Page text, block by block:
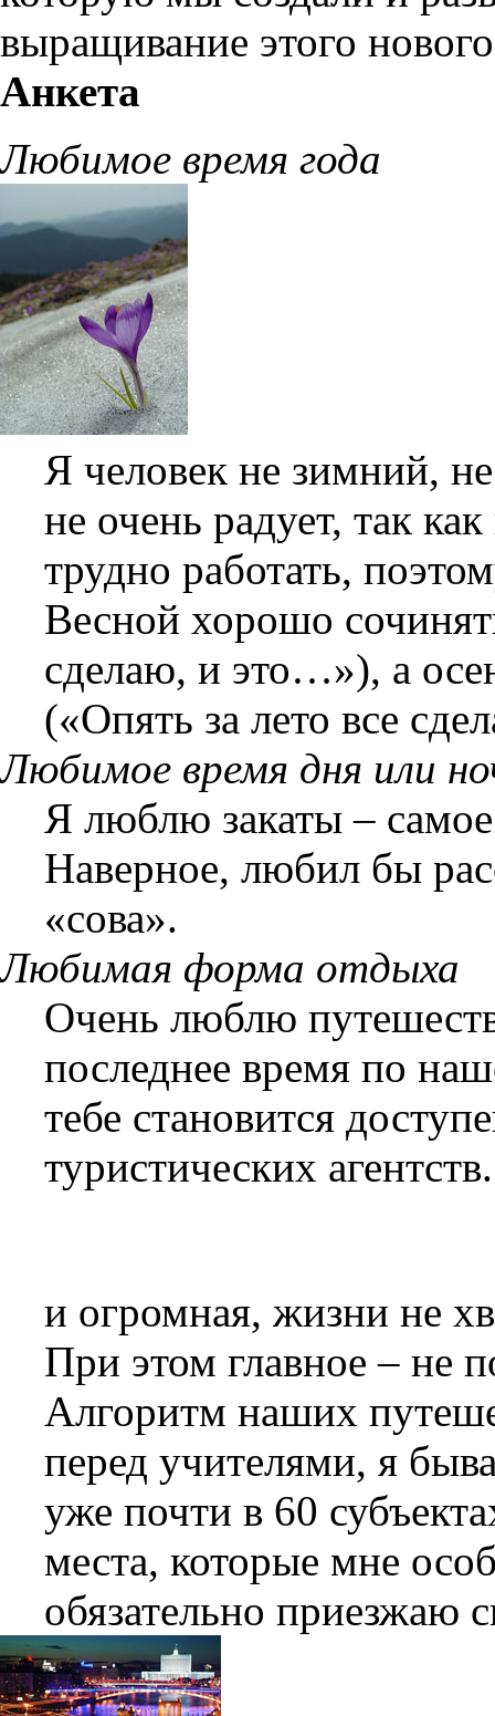
выращивание этого
Анкета
Любимое время года
Я человек не зимний,
не очень радует, так
трудно работать,
Весной хорошо
сделаю, и это…»), а
(«Опять за лето все
Любимое время дня или
Я люблю закаты –
Наверное, любил бы
«сова».
Любимая форма отдыха
Очень люблю
последнее время по
тебе становится
туристических
и огромная, жизни не
При этом главное – не
Алгоритм наших
перед учителями, я
уже почти в 60
места, которые мне
обязательно приезжаю